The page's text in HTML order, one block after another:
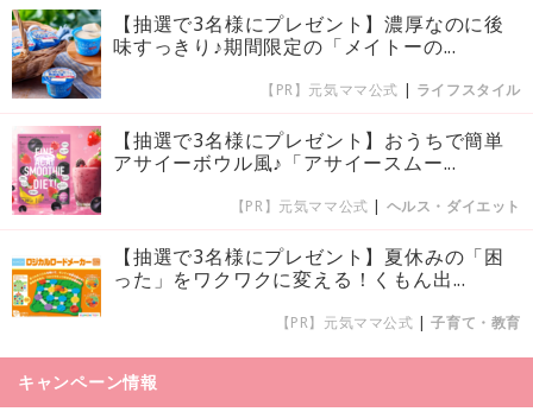
【抽選で3名様にプレゼント】濃厚なのに後
味すっきり♪期間限定の「メイトーの...
【PR】元気ママ公式 | ライフスタイル
【抽選で3名様にプレゼント】おうちで簡単
アサイーボウル風♪「アサイースムー...
【PR】元気ママ公式 | ヘルス・ダイエット
【抽選で3名様にプレゼント】夏休みの「困
った」をワクワクに変える！くもん出...
【PR】元気ママ公式 |子育て・教育
キャンペーン情報